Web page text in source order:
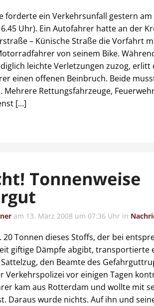
forderte ein Verkehrsunfall gestern
Uhr). Ein Autofahrer hatte an der
– Künische Straße die Vorfahrt
von seinem Bike.
leichte Verletzungen zuzog, erlitt
einen offenen Beinbruch. Beide
Mehrere Rettungsfahrzeuge,
[…]
Tonnenweise
am 13. März 2008 um 07:36 Uhr in
20 Tonnen dieses Stoffs, der bei
giftige Dämpfe abgibt, transportierte
den Beamte des
Verkehrspolizei vor einigen Tagen
kam aus Rotterdam und wollte mit
Daraus wurde nichts. Auf ihn und